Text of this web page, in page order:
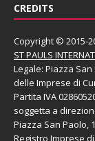
CREDITS
Copyright © 2015-
ST PAULS
Legale: Piazza San
delle Imprese di
Partita IVA
soggetta a
Piazza San Paolo,
Registro Imprese